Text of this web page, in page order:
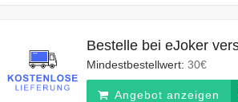
Bestelle bei eJoker
Mindestbestellwert: 30€
Angebot anzeigen